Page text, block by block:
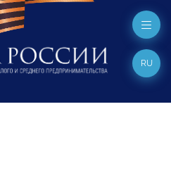
RU